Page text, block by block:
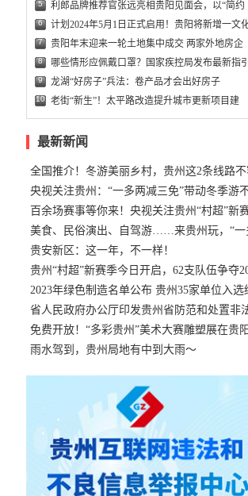
5 利郎品牌推荐官张远亮相贵阳见面会，以“简约
6 计划2024年5月1日正式启用！贵阳将新增一文
7 贵阳年末迎来一轮土地集中成交 两家外地房企
8 哪些情形应佩戴口罩？国家疾控局发布最新指引
9 龙湖“好房子”兵法：卷产品才会出好房子
10 老街“新生”！太平路改造提升城市更新项目建
最新新闻
全国推介！冬游美丽乡村，贵州这2条线路
错过
央视关注贵州：“一多两减三免”带动冬季游
温
百余场赛事等你来！央视关注贵州“村超”新
正式“打响”
美食、民俗演出、自驾游……来贵州玩，“一
两减三免”！
贵安新区：这一年，不一样！
贵州“村超”新赛季今日开启，62支队伍争夺
名额
2023年绿色制造名单公布 贵州35家单位入选
色工厂
省人民政府办公厅印发贵州省防范和处置非
资工作实施细则
免费开放！“多彩贵州”美术大赛雕塑展在贵
展，持续至1月19日
雨水驾到，贵州局地有中到大雨～